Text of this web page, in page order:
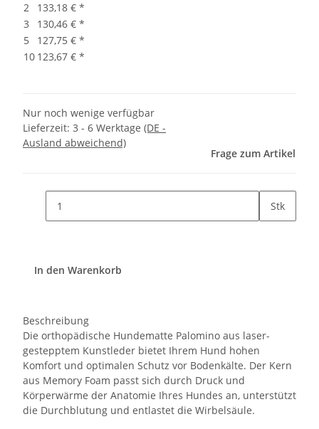
2
133,18 € *
3
130,46 € *
5
127,75 € *
10 123,67 € *
Nur noch wenige verfügbar
Lieferzeit: 3 - 6 Werktage (DE -
Ausland abweichend)
Frage zum Artikel
Stk
In den Warenkorb
Beschreibung
Die orthopädische Hundematte Palomino aus laser-
gestepptem Kunstleder bietet Ihrem Hund hohen
Komfort und optimalen Schutz vor Bodenkälte. Der Kern
aus Memory Foam passt sich durch Druck und
Körperwärme der Anatomie Ihres Hundes an, unterstützt
die Durchblutung und entlastet die Wirbelsäule.